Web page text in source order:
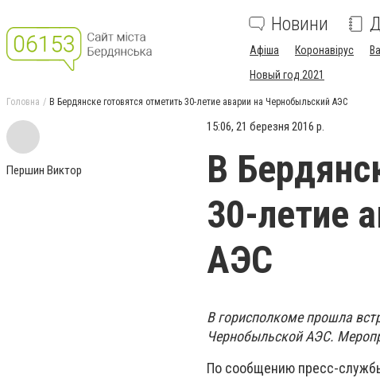
Новини
Афіша Коронавірус
Новый год 2021
Головна В Бердянске готовятся отметить 30-летие аварии на Чернобыльский АЭС
Першин Виктор
15:06, 21 березня 2016 р.
В
30-летие
АЭС
В горисполкоме прошла
Чернобыльской АЭС.
По сообщению пресс-